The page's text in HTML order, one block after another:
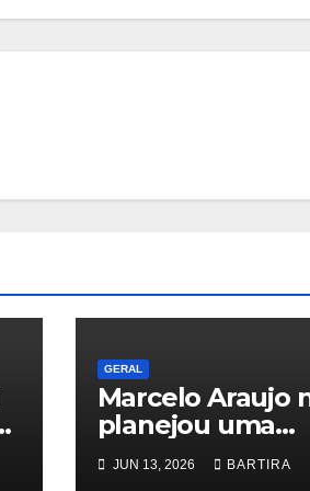
GERAL
Marcelo Araujo
planejou uma
grande carreira.
simplesmente
JUN 13, 2026 BARTIRA